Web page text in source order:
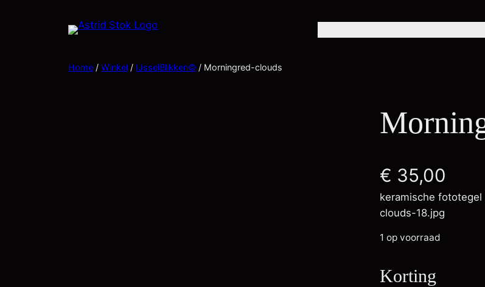
Home / Winkel / IJsselBlikken© / Morningred-clouds
€ 35,00
keramische
clouds-18.jpg
1 op voorraad
Korting